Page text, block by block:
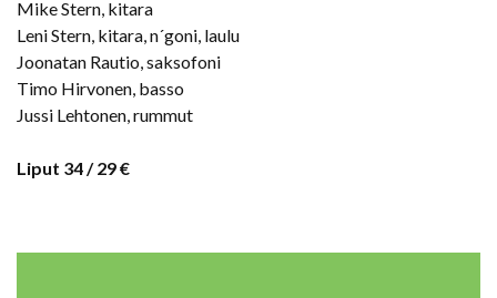
Mike Stern, kitara
Leni Stern, kitara, n´goni, laulu
Joonatan Rautio, saksofoni
Timo Hirvonen, basso
Jussi Lehtonen, rummut
Liput 34 / 29 €